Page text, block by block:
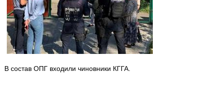
В состав ОПГ входили чиновники КГГА.